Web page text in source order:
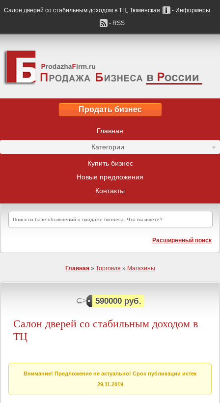
Салон дверей со стабильным доходом в ТЦ, Тюменская
- Информеры
- RSS
Продать бизнес
Главная
Категории
Купить бизнес
Новые предложения
Контакты
Расширенный поиск
Главная» Торговля » Магазины
590000 руб.
Салон дверей со стабильным доходом в
ТЦ
Внимание! Предложение не актуально! Срок публикации истек
29.11.2019